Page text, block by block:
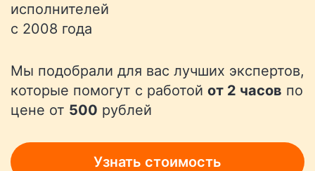
исполнителей
с 2008 года
Мы подобрали для вас лучших экспертов,
которые помогут с работой от 2 часов по
цене от 500 рублей
Узнать стоимость